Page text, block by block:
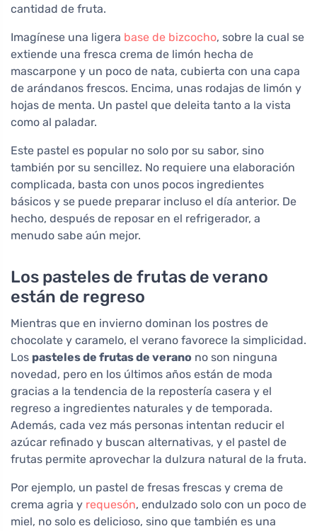
cantidad de fruta.
Imagínese una ligera base de bizcocho, sobre la cual se
extiende una fresca crema de limón hecha de
mascarpone y un poco de nata, cubierta con una capa
de arándanos frescos. Encima, unas rodajas de limón y
hojas de menta. Un pastel que deleita tanto a la vista
como al paladar.
Este pastel es popular no solo por su sabor, sino
también por su sencillez. No requiere una elaboración
complicada, basta con unos pocos ingredientes
básicos y se puede preparar incluso el día anterior. De
hecho, después de reposar en el refrigerador, a
menudo sabe aún mejor.
Los pasteles de frutas de verano
están de regreso
Mientras que en invierno dominan los postres de
chocolate y caramelo, el verano favorece la simplicidad.
Los pasteles de frutas de verano no son ninguna
novedad, pero en los últimos años están de moda
gracias a la tendencia de la repostería casera y el
regreso a ingredientes naturales y de temporada.
Además, cada vez más personas intentan reducir el
azúcar refinado y buscan alternativas, y el pastel de
frutas permite aprovechar la dulzura natural de la fruta.
Por ejemplo, un pastel de fresas frescas y crema de
crema agria y requesón, endulzado solo con un poco de
miel, no solo es delicioso, sino que también es una